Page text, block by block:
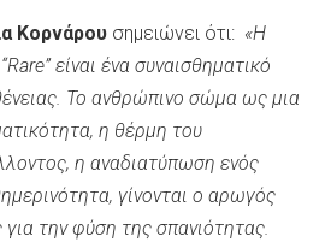
Κορνάρου σημειώνει ότι: «Η
είναι ένα συναισθηματικό
Το ανθρώπινο σώμα ως μια
η θέρμη του
η αναδιατύπωση ενός
γίνονται ο αρωγός
για την φύση της σπανιότητας.